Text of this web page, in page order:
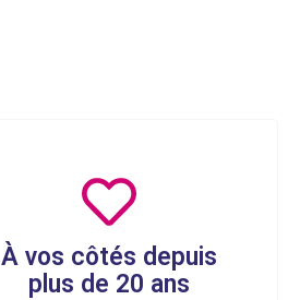
À vos côtés depuis
plus de 20 ans